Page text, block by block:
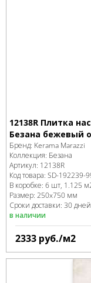
12138R Плитка
Безана бежевый
Бренд: Kerama Marazzi
Коллекция: Безана
Артикул: 12138R
Код товара: SD-192239-
В коробке: 6 шт, 1.125 м
Размер: 250x750 мм
Сроки доставки: 30 дней
в наличии
2333 руб./м2